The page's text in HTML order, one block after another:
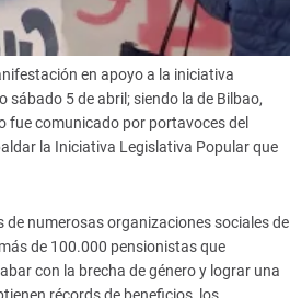
en apoyo a la iniciativa
5 de abril; siendo la de Bilbao,
fue comunicado por portavoces del
la Iniciativa Legislativa Popular que
numerosas organizaciones sociales de
de 100.000 pensionistas que
con la brecha de género y lograr una